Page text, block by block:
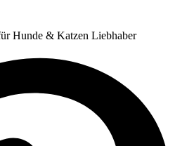
Hunde & Katzen Liebhaber